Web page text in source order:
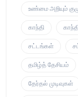
உண்மை அறியும்
காந்தி
சட்டங்கள்
தமிழ்த் தேசியம்
தேர்தல் முடிவுகள்